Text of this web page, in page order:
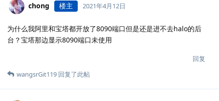
chong 楼主 2021年4月12日
为什么我阿里和宝塔都开放了8090端口但是还是进不去halo的后
台？宝塔那边显示8090端口未使用
回复
wangsrGit119 回复了此帖